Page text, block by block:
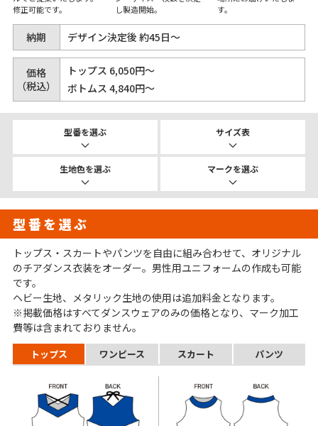
修正可能です。
し製造開始。
す。
納期 デザイン決定後 約45日～
価格
（税込）
トップス 6,050円～
ボトムス 4,840円～
型番を選ぶ サイズ表
生地色を選ぶ マークを選ぶ
型番を選ぶ
トップス・スカートやパンツを自由に組み合わせて、オリジナル
のチアダンス衣装をオーダー。男性用ユニフォームの作成も可能
です。
ヘビー生地、メタリック生地の使用は追加料金となります。
※掲載価格はすべてダンスウェアのみの価格となり、マーク加工
費等は含まれておりません。
トップス ワンピース スカート パンツ